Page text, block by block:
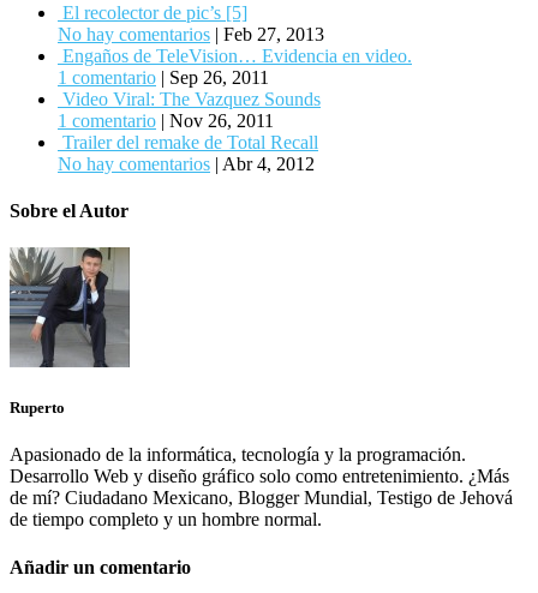
El recolector de pic’s [5]
No hay comentarios | Feb 27, 2013
Engaños de TeleVision… Evidencia en video.
1 comentario | Sep 26, 2011
Video Viral: The Vazquez Sounds
1 comentario | Nov 26, 2011
Trailer del remake de Total Recall
No hay comentarios | Abr 4, 2012
Sobre el Autor
Ruperto
Apasionado de la informática, tecnología y la programación.
Desarrollo Web y diseño gráfico solo como entretenimiento. ¿Más
de mí? Ciudadano Mexicano, Blogger Mundial, Testigo de Jehová
de tiempo completo y un hombre normal.
Añadir un comentario